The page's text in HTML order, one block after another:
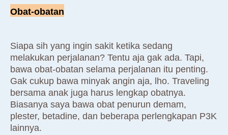
Obat-obatan
Siapa sih yang ingin sakit ketika sedang
melakukan perjalanan? Tentu aja gak ada. Tapi,
bawa obat-obatan selama perjalanan itu penting.
Gak cukup bawa minyak angin aja, lho. Traveling
bersama anak juga harus lengkap obatnya.
Biasanya saya bawa obat penurun demam,
plester, betadine, dan beberapa perlengkapan P3K
lainnya.